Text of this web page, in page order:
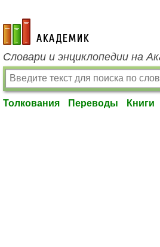
academic.ru
Словари и энциклопедии на
Толкования Переводы Книги